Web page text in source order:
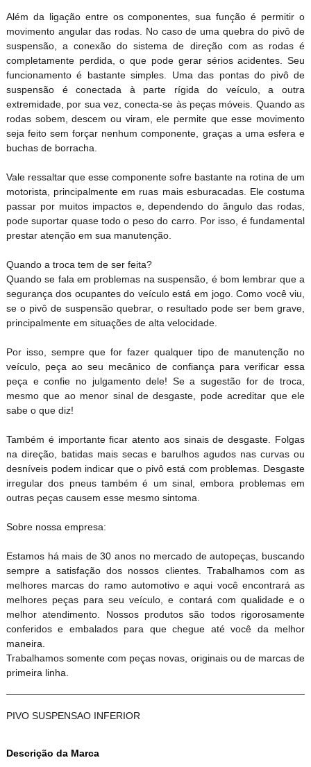
Além da ligação entre os componentes, sua função é permitir o
movimento angular das rodas. No caso de uma quebra do pivô de
suspensão, a conexão do sistema de direção com as rodas é
completamente perdida, o que pode gerar sérios acidentes. Seu
funcionamento é bastante simples. Uma das pontas do pivô de
suspensão é conectada à parte rígida do veículo, a outra
extremidade, por sua vez, conecta-se às peças móveis. Quando as
rodas sobem, descem ou viram, ele permite que esse movimento
seja feito sem forçar nenhum componente, graças a uma esfera e
buchas de borracha.
Vale ressaltar que esse componente sofre bastante na rotina de um
motorista, principalmente em ruas mais esburacadas. Ele costuma
passar por muitos impactos e, dependendo do ângulo das rodas,
pode suportar quase todo o peso do carro. Por isso, é fundamental
prestar atenção em sua manutenção.
Quando a troca tem de ser feita?
Quando se fala em problemas na suspensão, é bom lembrar que a
segurança dos ocupantes do veículo está em jogo. Como você viu,
se o pivô de suspensão quebrar, o resultado pode ser bem grave,
principalmente em situações de alta velocidade.
Por isso, sempre que for fazer qualquer tipo de manutenção no
veículo, peça ao seu mecânico de confiança para verificar essa
peça e confie no julgamento dele! Se a sugestão for de troca,
mesmo que ao menor sinal de desgaste, pode acreditar que ele
sabe o que diz!
Também é importante ficar atento aos sinais de desgaste. Folgas
na direção, batidas mais secas e barulhos agudos nas curvas ou
desníveis podem indicar que o pivô está com problemas. Desgaste
irregular dos pneus também é um sinal, embora problemas em
outras peças causem esse mesmo sintoma.
Sobre nossa empresa:
Estamos há mais de 30 anos no mercado de autopeças, buscando
sempre a satisfação dos nossos clientes. Trabalhamos com as
melhores marcas do ramo automotivo e aqui você encontrará as
melhores peças para seu veículo, e contará com qualidade e o
melhor atendimento. Nossos produtos são todos rigorosamente
conferidos e embalados para que chegue até você da melhor
maneira.
Trabalhamos somente com peças novas, originais ou de marcas de
primeira linha.
PIVO SUSPENSAO INFERIOR
Descrição da Marca